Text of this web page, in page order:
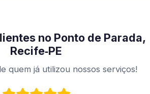
no Ponto de Parada,
Recife‑PE
quem já utilizou nossos serviços!